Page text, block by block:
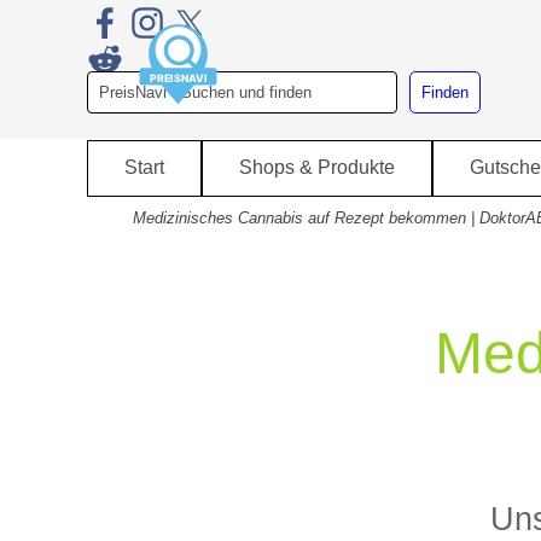
Direkt zum Seiteninhalt
Finden
Start Shops & Produkte
Medizinisches Cannabis auf Rezept bekommen |